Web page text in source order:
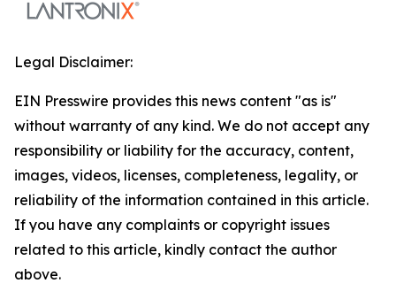
Legal Disclaimer:
EIN Presswire provides this news content "as is"
without warranty of any kind. We do not accept any
responsibility or liability for the accuracy, content,
images, videos, licenses, completeness, legality, or
reliability of the information contained in this article.
If you have any complaints or copyright issues
related to this article, kindly contact the author
above.